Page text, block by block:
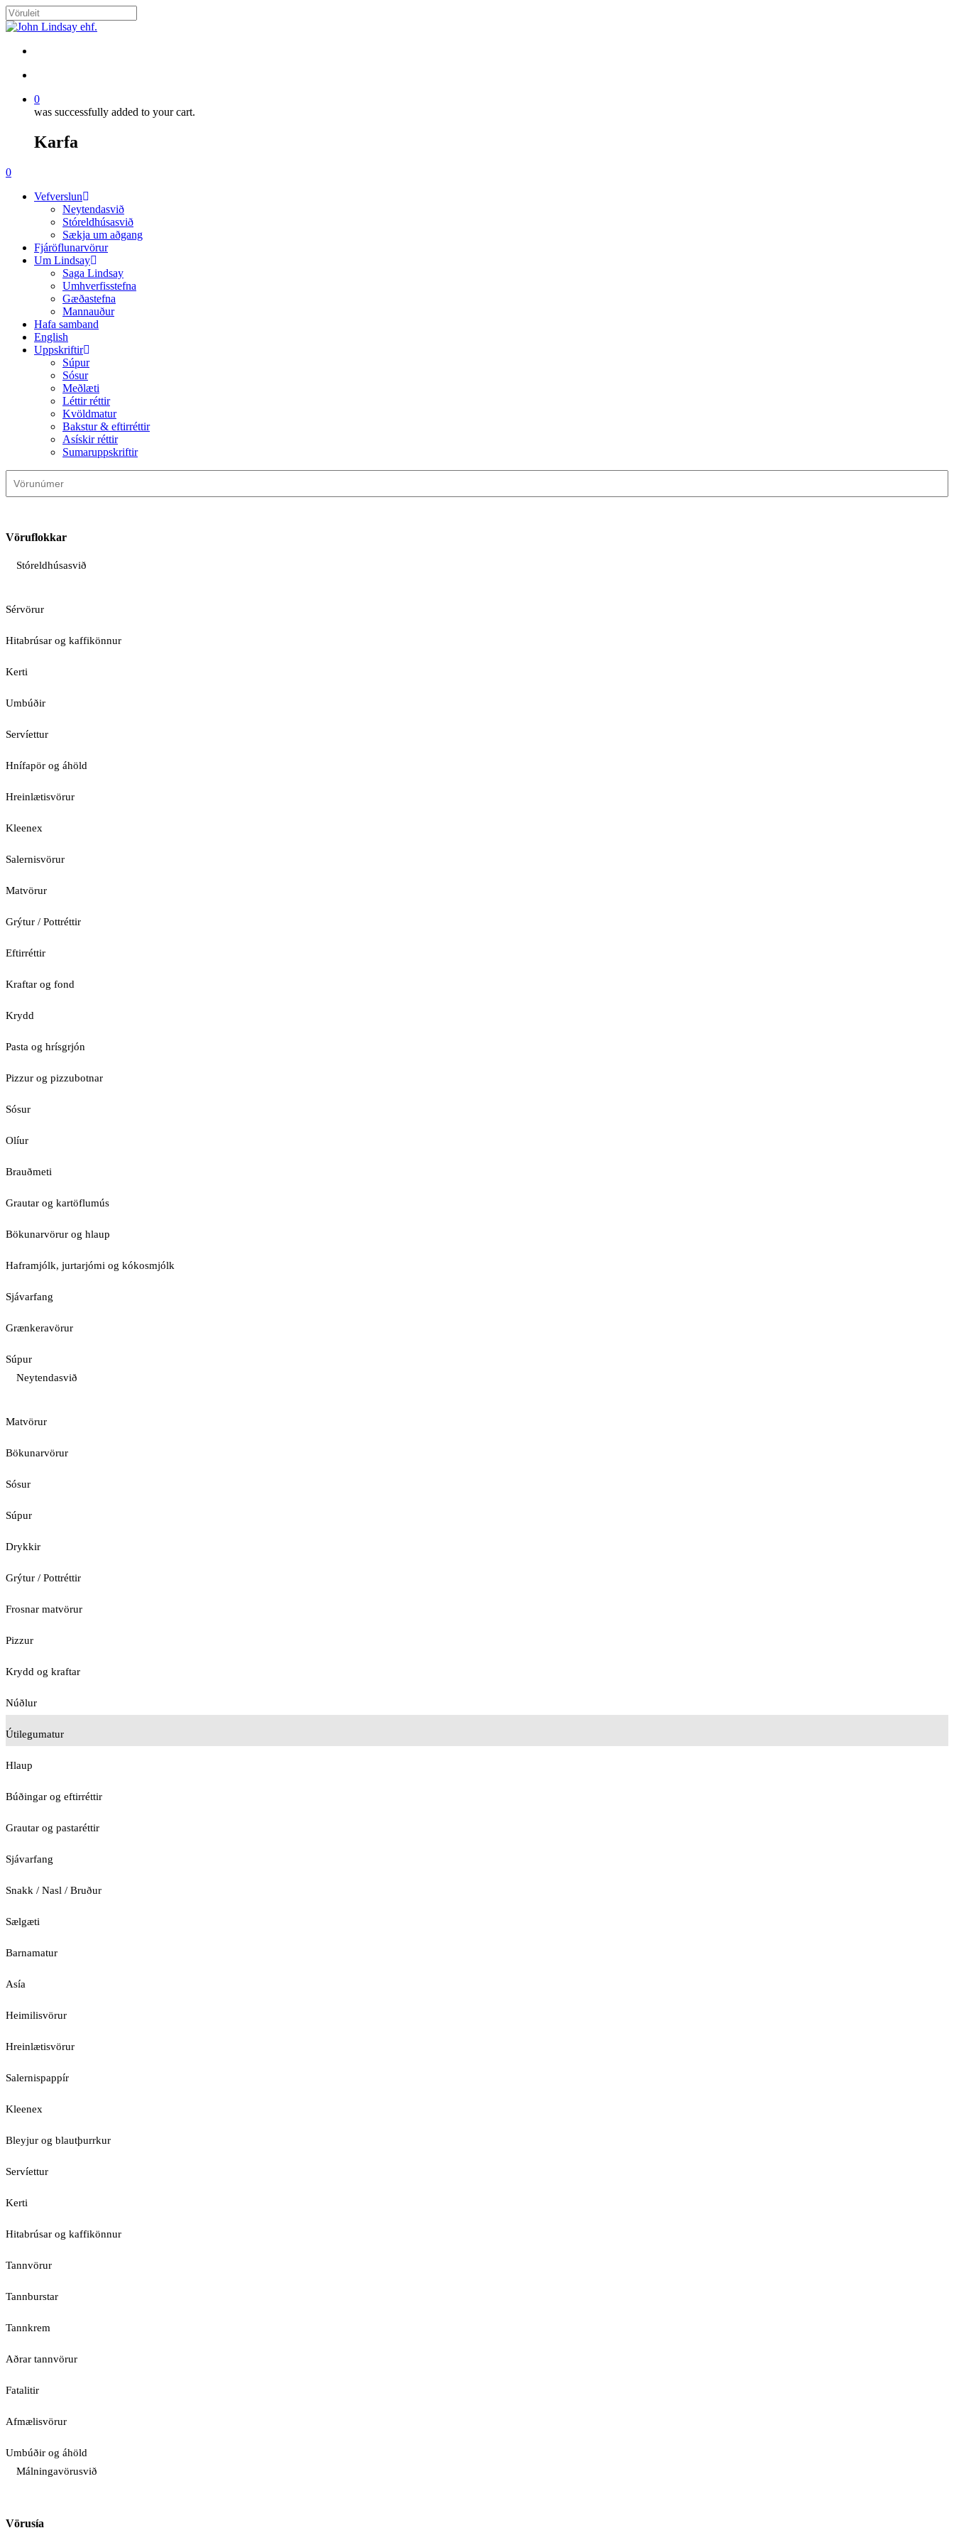
Skip
to
content
Close
0
was successfully added to your cart.
Karfa
Menu
search
account
0
Vefverslun
Neytendasvið
Stóreldhúsasvið
Sækja um aðgang
Fjáröflunarvörur
Um Lindsay
Saga Lindsay
Umhverfisstefna
Gæðastefna
Mannauður
Hafa samband
English
Uppskriftir
Súpur
Sósur
Meðlæti
Léttir réttir
Kvöldmatur
Bakstur & eftirréttir
Asískir réttir
Sumaruppskriftir
Vöruflokkar
Stóreldhúsasvið
Sérvörur
Hitabrúsar og kaffikönnur
Kerti
Umbúðir
Servíettur
Hnífapör og áhöld
Hreinlætisvörur
Kleenex
Salernisvörur
Matvörur
Grýtur / Pottréttir
Eftirréttir
Kraftar og fond
Krydd
Pasta og hrísgrjón
Pizzur og pizzubotnar
Sósur
Olíur
Brauðmeti
Grautar og kartöflumús
Bökunarvörur og hlaup
Haframjólk, jurtarjómi og kókosmjólk
Sjávarfang
Grænkeravörur
Súpur
Neytendasvið
Matvörur
Bökunarvörur
Sósur
Súpur
Drykkir
Grýtur / Pottréttir
Frosnar matvörur
Pizzur
Krydd og kraftar
Núðlur
Útilegumatur
Hlaup
Búðingar og eftirréttir
Grautar og pastaréttir
Sjávarfang
Snakk / Nasl / Bruður
Sælgæti
Barnamatur
Asía
Heimilisvörur
Hreinlætisvörur
Salernispappír
Kleenex
Bleyjur og blautþurrkur
Servíettur
Kerti
Hitabrúsar og kaffikönnur
Tannvörur
Tannburstar
Tannkrem
Aðrar tannvörur
Fatalitir
Afmælisvörur
Umbúðir og áhöld
Málningavörusvið
Vörusía